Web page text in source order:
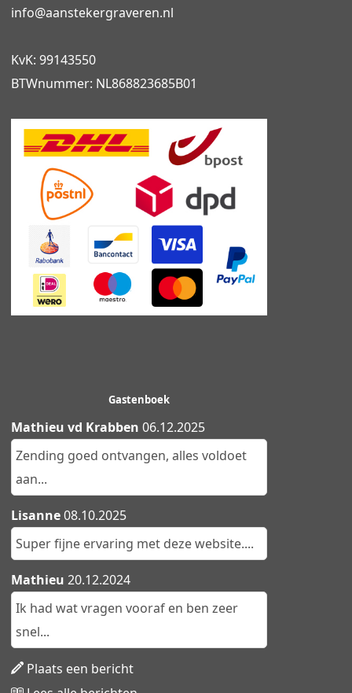
info@aanstekergraveren.nl
KvK: 99143550
BTWnummer: NL868823685B01
Gastenboek
Mathieu vd Krabben 06.12.2025
Zending goed ontvangen, alles voldoet
aan...
Lisanne08.10.2025
Super fijne ervaring met deze website....
Mathieu 20.12.2024
Ik had wat vragen vooraf en ben zeer
snel...
Plaats een bericht